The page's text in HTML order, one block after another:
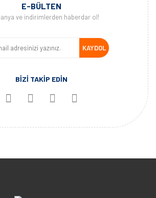
E-BÜLTEN
ve indirimlerden haberdar ol!
KAYDOL
BİZİ TAKİP EDİN